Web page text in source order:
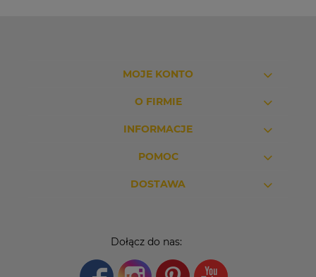
MOJE KONTO
O FIRMIE
INFORMACJE
POMOC
DOSTAWA
Dołącz do nas: